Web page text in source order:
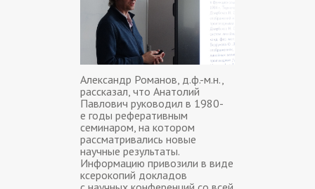
Александр Романов, д.ф.-м.н.,
рассказал, что Анатолий
Павлович руководил в 1980-
е годы реферативным
семинаром, на котором
рассматривались новые
научные результаты.
Информацию привозили в виде
ксерокопий докладов